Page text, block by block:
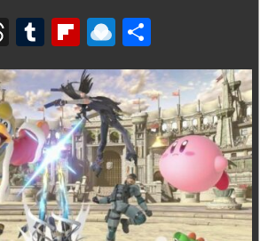
T
hr
e
a
d
s
T
u
m
bl
r
Fl
ip
b
o
ar
d
R
ai
n
dr
o
p.
io
有